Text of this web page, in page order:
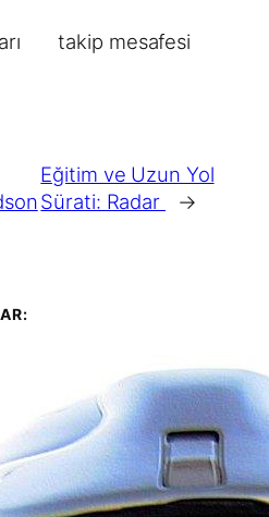
takip mesafesi
Eğitim ve Uzun Yol
Sürati: Radar
→